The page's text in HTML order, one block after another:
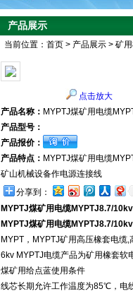
产品展示
当前位置： 首页 > 产品展示 > 矿
点击放大
产品名称： MYPTJ煤矿用电缆
产品型号：
产品报价：
产品特点： MYPTJ煤矿用电缆
矿山机械设备作电源连接线
分享到：
MYPTJ煤矿用电缆MYPTJ8.7/
MYPTJ煤矿用电缆MYPTJ8.7/
MYPT，MYPTJ矿用高压橡套电缆
6kv MYPTJ电缆产品为矿用橡套软
煤矿用给点蓝使用条件
线芯长期允许工作温度为85℃，